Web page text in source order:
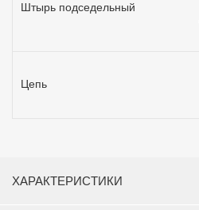
Штырь подседельный
Цепь
ХАРАКТЕРИСТИКИ